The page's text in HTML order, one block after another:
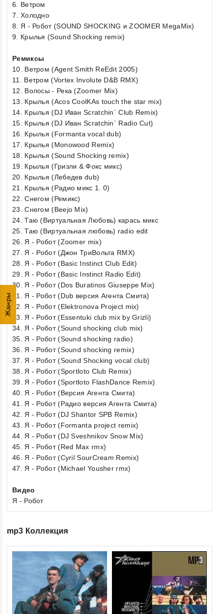
Жанры
6. Ветром
7. Холодно
8. Я - Робот (SOUND SHOCKING и ZOOMER MegaMix)
9. Крылья (Sound Shocking remix)
Ремиксы
10. Ветром (Agent Smith ReEdit 2005)
11. Ветром (Vortex Involute D&B RMX)
12. Волосы - Река (Zoomer Mix)
13. Крылья (Acos CoolKAs touch the star mix)
14. Крылья (DJ Иван Scratchin` Club Remix)
15. Крылья (DJ Иван Scratchin` Radio Cut)
16. Крылья (Formanta vocal dub)
17. Крылья (Monowood Remix)
18. Крылья (Sound Shocking remix)
19. Крылья (Гризли & Фокс микс)
20. Крылья (Лебедев dub)
21. Крылья (Радио микс 1. 0)
22. Снегом (Ремикс)
23. Снегом (Beejo Mix)
24. Таю (Виртуальная Любовь) карась микс
25. Таю (Виртуальная любовь) radio edit
26. Я - Робот (Zoomer mix)
27. Я - Робот (Джон ТриВольта RMX)
28. Я - Робот (Basic Instinct Club Edit)
29. Я - Робот (Basic Instinct Radio Edit)
30. Я - Робот (Dos Buratinos Giuseppe Mix)
31. Я - Робот (Dub версия Агента Смита)
32. Я - Робот (Elektronova Project mix)
33. Я - Робот (Essentuki club mix by Grizli)
34. Я - Робот (Sound shocking club mix)
35. Я - Робот (Sound shocking radio)
36. Я - Робот (Sound shocking remix)
37. Я - Робот (Sound Shocking vocal club)
38. Я - Робот (Sportloto Club Remix)
39. Я - Робот (Sportloto FlashDance Remix)
40. Я - Робот (Версия Агента Смита)
41. Я - Робот (Радио версия Агента Смита)
42. Я - Робот (DJ Shantor SPB Remix)
43. Я - Робот (Formanta project remix)
44. Я - Робот (DJ Sveshnikov Snow Mix)
45. Я - Робот (Red Max rmx)
46. Я - Робот (Cyril SourCream Remix)
47. Я - Робот (Michael Yousher rmx)
Видео
Я - Робот
mp3 Коллекция